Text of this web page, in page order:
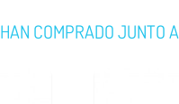
COMPRADO JUNTO A